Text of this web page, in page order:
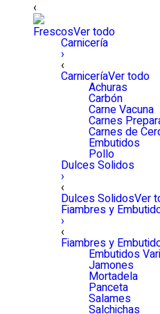
‹
FrescosVer todo
Carnicería
›
‹
CarniceríaVer todo
Achuras
Carbón
Carne Vacuna
Carnes
Carnes de
Embutidos
Pollo
Dulces Solidos
›
‹
Dulces SolidosVer
Fiambres y
›
‹
Fiambres y
Embutidos
Jamones
Mortadela
Panceta
Salames
Salchichas